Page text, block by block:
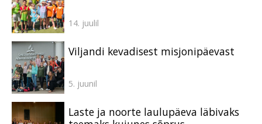
14. juulil
Viljandi kevadisest misjonipäevast
5. juunil
Laste ja noorte laulupäeva läbivaks